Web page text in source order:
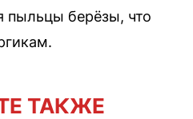
пыльцы берёзы, что
ТАКЖЕ